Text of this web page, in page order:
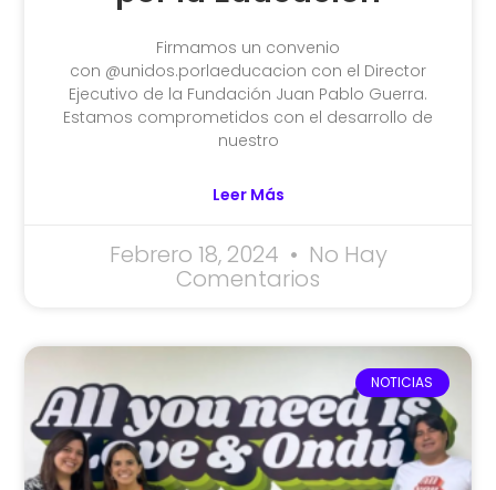
Firmamos un convenio
con @unidos.porlaeducacion con el Director
Ejecutivo de la Fundación Juan Pablo Guerra.
Estamos comprometidos con el desarrollo de
nuestro
Leer Más
Febrero 18, 2024 No Hay
Comentarios
NOTICIAS